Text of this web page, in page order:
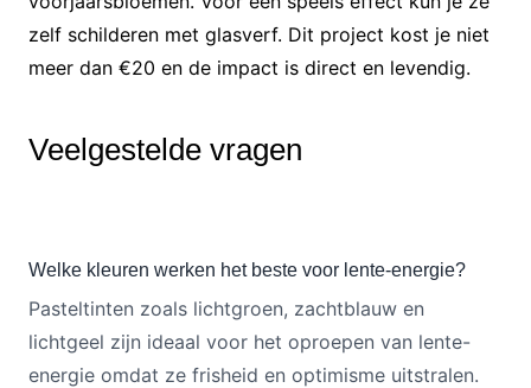
zelf schilderen met glasverf. Dit project kost je niet
meer dan €20 en de impact is direct en levendig.
Veelgestelde vragen
Welke kleuren werken het beste voor lente-energie?
Pasteltinten zoals lichtgroen, zachtblauw en
lichtgeel zijn ideaal voor het oproepen van lente-
energie omdat ze frisheid en optimisme uitstralen.